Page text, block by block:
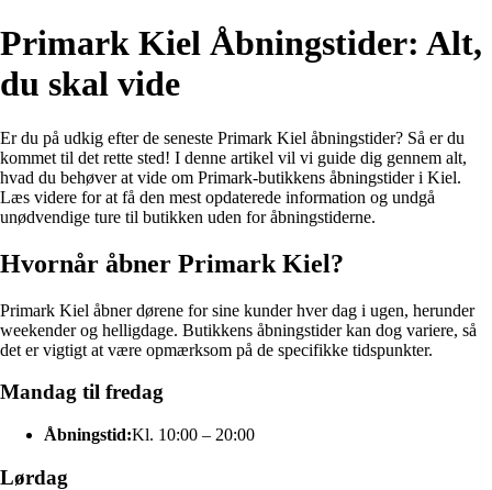
Primark Kiel Åbningstider: Alt,
du skal vide
Er du på udkig efter de seneste Primark Kiel åbningstider? Så er du
kommet til det rette sted! I denne artikel vil vi guide dig gennem alt,
hvad du behøver at vide om Primark-butikkens åbningstider i Kiel.
Læs videre for at få den mest opdaterede information og undgå
unødvendige ture til butikken uden for åbningstiderne.
Hvornår åbner Primark Kiel?
Primark Kiel åbner dørene for sine kunder hver dag i ugen, herunder
weekender og helligdage. Butikkens åbningstider kan dog variere, så
det er vigtigt at være opmærksom på de specifikke tidspunkter.
Mandag til fredag
Åbningstid:Kl. 10:00 – 20:00
Lørdag